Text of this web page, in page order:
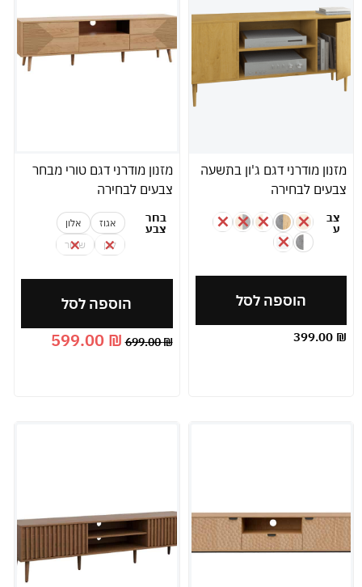
399.00 ₪
מזנון מודרני דגם ג'ון בתשעה
צבעים לבחירה
צב
ע
הוספה לסל
699.00₪
599.00 ₪
מזנון מודרני דגם טורי מבחר
צבעים לבחירה
בחר
צבע אגוז
אלון
לבן
שחור
הוספה לסל